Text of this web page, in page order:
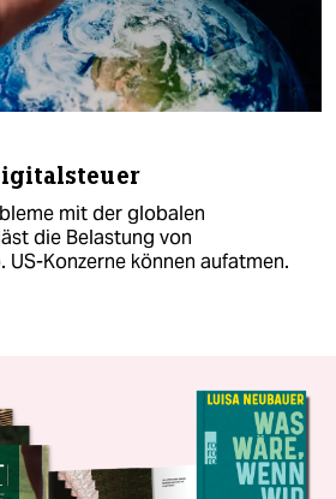
mit der globalen
die Belastung von
US-Konzerne können aufatmen.